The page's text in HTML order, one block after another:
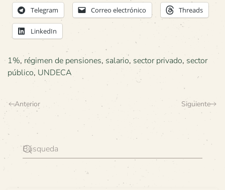
Telegram Correo electrónico Threads
LinkedIn
1%, régimen de pensiones, salario, sector privado, sector
público, UNDECA
Anterior Siguiente